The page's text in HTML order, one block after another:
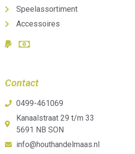
Speelassortiment
Accessoires
Contact
0499-461069
Kanaalstraat 29 t/m 33
5691 NB SON
info@houthandelmaas.nl